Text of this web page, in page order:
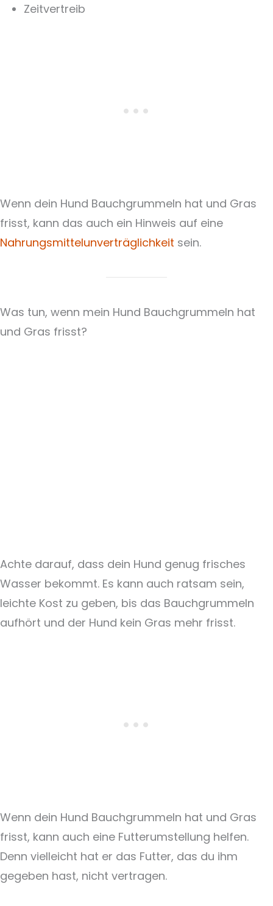
Zeitvertreib
Wenn dein Hund Bauchgrummeln hat und Gras
frisst, kann das auch ein Hinweis auf eine
Nahrungsmittelunverträglichkeit sein.
Was tun, wenn mein Hund Bauchgrummeln hat
und Gras frisst?
Achte darauf, dass dein Hund genug frisches
Wasser bekommt. Es kann auch ratsam sein,
leichte Kost zu geben, bis das Bauchgrummeln
aufhört und der Hund kein Gras mehr frisst.
Wenn dein Hund Bauchgrummeln hat und Gras
frisst, kann auch eine Futterumstellung helfen.
Denn vielleicht hat er das Futter, das du ihm
gegeben hast, nicht vertragen.